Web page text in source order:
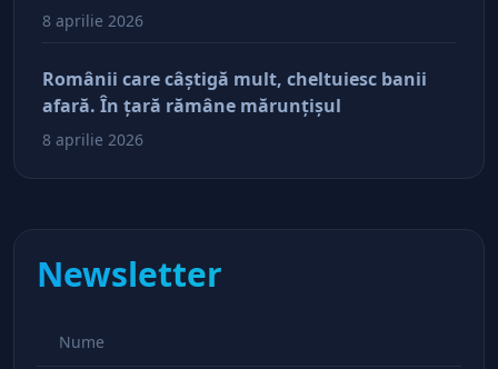
doar pe perfuzii şi încă nu face diferenţa între
8 aprilie 2026
Românii care câştigă mult, cheltuiesc banii
afară. În ţară rămâne mărunţişul
8 aprilie 2026
Newsletter